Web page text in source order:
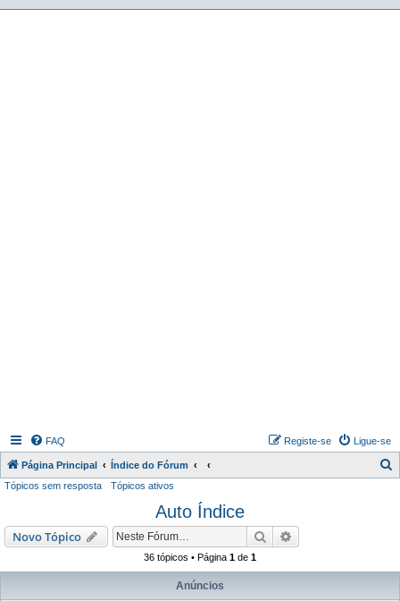
FAQ Ligue-se
Registe-se
Página Principal Índice do Fórum
i
Tópicos sem resposta Tópicos ativos
Auto Índice
Novo Tópico Pesquisar
36 tópicos • Página 1 de 1
Anúncios